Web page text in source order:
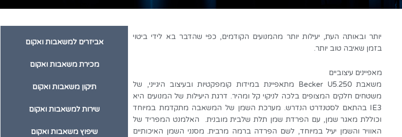
יותר ובאותה העת, יעילות יותר מהמנועים הקודמים, כפי שהדבר בא לידי ביטוי
בזמן שאיבה טוב יותר.
מאפיינים עיצוביים
משאבת Becker U5.250 מתאפיינת במידות קומפקטיות ובעיצוב היגייני, של
משטחים חלקים המצופים בלכה לניקוי קל ומהיר. דרגת היעילות של המנועים היא
IE3 בהתאם לסטנדרט הנדרש. מערכת השמן של המשאבה מתקדמת במיוחד
וכוללת מאגר שמן, עם הפרדת שמן תלת שלבית מובנית. האלמנט המפריד של
האוויר והשמן יעיל במיוחד, לשם הפרדה ברמה מרבית. מסנני השמן האיכותיים
אביזרים למשאבות ואקום
מכירת משאבות ואקום
תיקון משאבות ואקום
שירות למשאבות ואקום
שיפוץ משאבות ואקום